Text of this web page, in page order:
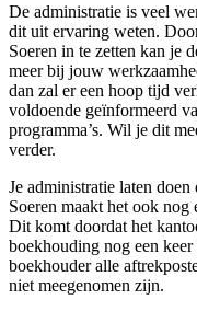
De administratie is veel
dit uit ervaring weten.
Soeren in te zetten kan je
meer bij jouw
dan zal er een hoop tijd
voldoende geïnformeerd
programma’s. Wil je dit
verder.
Je administratie laten
Soeren maakt het ook nog
Dit komt doordat het
boekhouding nog een
boekhouder alle
niet meegenomen zijn.